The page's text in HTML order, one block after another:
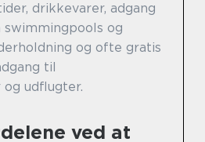
drikkevarer, adgang
og
og ofte gratis
til
udflugter.
ved at